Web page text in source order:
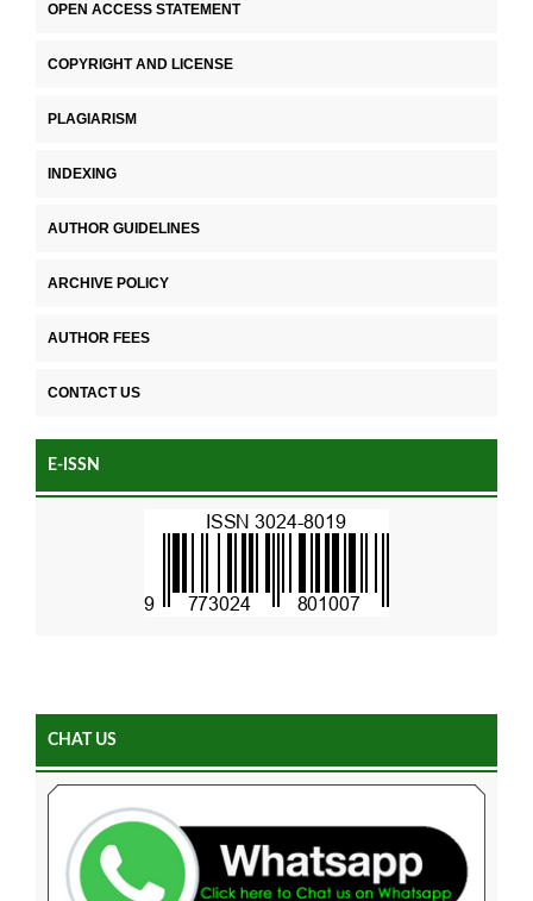
OPEN ACCESS STATEMENT
COPYRIGHT AND LICENSE
PLAGIARISM
INDEXING
AUTHOR GUIDELINES
ARCHIVE POLICY
AUTHOR FEES
CONTACT US
E-ISSN
CHAT US